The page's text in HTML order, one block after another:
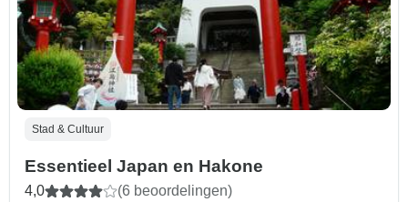
Stad & Cultuur
Essentieel Japan en Hakone
4,0 (6 beoordelingen)